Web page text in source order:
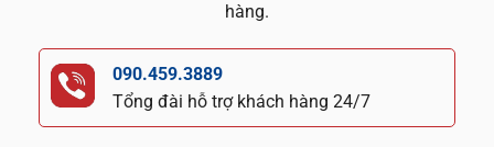
hàng.
090.459.3889
Tổng đài hỗ trợ khách hàng 24/7